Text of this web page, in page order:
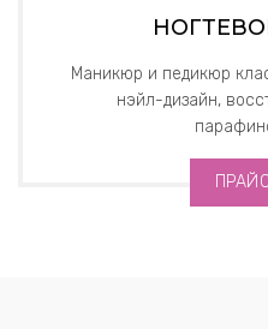
Маникюр и педикюр
нэйл-дизайн,